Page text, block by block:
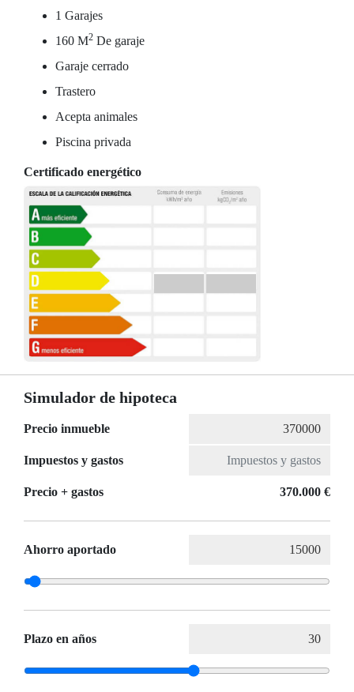
1 Garajes
160 M2 De garaje
Garaje cerrado
Trastero
Acepta animales
Piscina privada
Certificado energético
Simulador de hipoteca
Precio inmueble
Impuestos y gastos
Precio + gastos 370.000 €
Ahorro aportado
Plazo en años